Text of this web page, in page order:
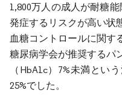
1,800万人の成人が耐糖
発症するリスクが高い状
血糖コントロールに関す
糖尿病学会が推奨するパ
（HbA1c）7%未満とい
25%でした。